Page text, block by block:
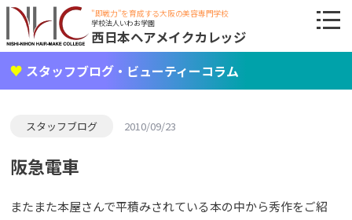
"即戦力"を育成する大阪の美容専門学校
学校法人いわお学園
西日本ヘアメイクカレッジ
スタッフブログ・ビューティーコラム
スタッフブログ 2010/09/23
阪急電車
またまた本屋さんで平積みされている本の中から秀作をご紹